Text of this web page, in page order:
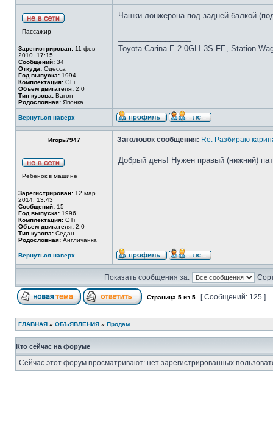
Пассажир
Зарегистрирован: 11 фев
2010, 17:15
Сообщений: 34
Откуда: Одесса
Год выпуска: 1994
Комплектация: GLi
Объем двигателя: 2.0
Тип кузова: Вагон
Родословная: Японка
Чашки лонжерона под задней балкой
Toyota Carina E 2.0GLI 3S-FE, Station
Вернуться наверх
Игорь7947 Заголовок сообщения: Re: Разбираю
Ребенок в машине
Зарегистрирован: 12 мар
2014, 13:43
Сообщений: 15
Год выпуска: 1996
Комплектация: GTi
Объем двигателя: 2.0
Тип кузова: Седан
Родословная: Англичанка
Добрый день! Нужен правый (нижний)
Вернуться наверх
Показать сообщения за:
Страница 5 из 5 [ Сообщений: 125 ]
ГЛАВНАЯ » ОБЪЯВЛЕНИЯ » Продам
Кто сейчас на форуме
Сейчас этот форум просматривают: нет зарегистрированных